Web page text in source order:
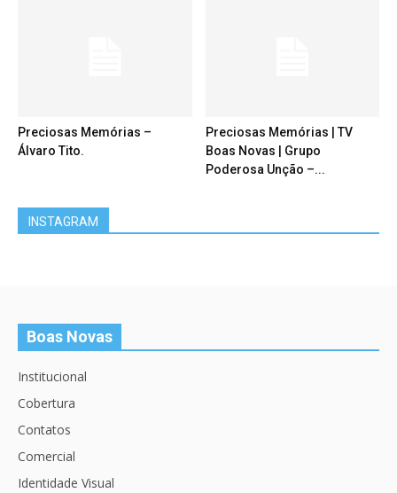
Preciosas Memórias –
Álvaro Tito.
Preciosas Memórias | TV
Boas Novas | Grupo
Poderosa Unção –...
INSTAGRAM
Boas Novas
Institucional
Cobertura
Contatos
Comercial
Identidade Visual